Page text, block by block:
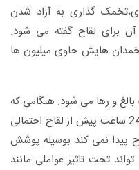
گذاری به آزاد شدن
برای لقاح گفته می شود.
هایش حاوی میلیون ها
و رها می شود. هنگامی که
تخمک از تخمدان آزاد می شود، 12 تا 24 ساعت پیش از لقاح احتمالی
پیدا نمی کند بوسیله پوشش
تحت تاثیر عواملی مانند